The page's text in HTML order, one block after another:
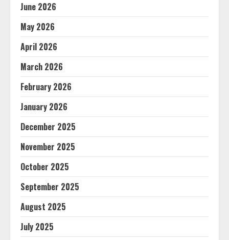
June 2026
May 2026
April 2026
March 2026
February 2026
January 2026
December 2025
November 2025
October 2025
September 2025
August 2025
July 2025